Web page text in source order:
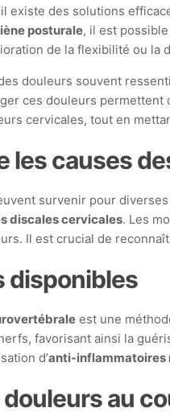
existe des solutions
posturale, il est
de la flexibilité ou
douleurs souvent
ces douleurs
cervicales, tout en
les causes
survenir pour
discales cervicales. Les
Il est crucial de
disponibles
est une
favorisant ainsi la
d’anti-inflammatoires
au